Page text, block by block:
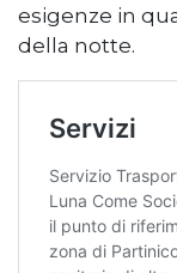
esigenze in
della notte.